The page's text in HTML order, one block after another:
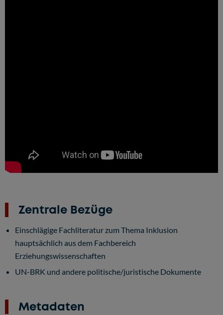
Zentrale Bezüge
Einschlägige Fachliteratur zum Thema Inklusion
hauptsächlich aus dem Fachbereich
Erziehungswissenschaften
UN-BRK und andere politische/juristische Dokumente
Metadaten